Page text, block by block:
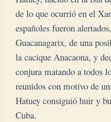
de lo que ocurrió en el
españoles fueron
Guacanagarix, de una
la cacique Anacaona, y
conjura matando a todos
reunidos con motivo de
Hatuey consiguió huir y
Cuba.